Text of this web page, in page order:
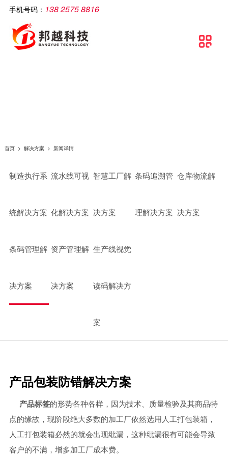
手机号码： 138 2575 8816
公司简介
关于邦越
智慧工厂
智慧工厂理论介绍
解决方案
制造执行系统解决方案
生产线视觉读码解决方案
软件产品
移动生产报工系统
wms智能仓储管理系统
智能制造mes执行系统
相关产品
智能打印机
服务支持
服务支持
文章资讯
实施方案
联系我们
联系方式

首页 > 解决方案 > 新闻详情
制造执行系
统解决方案
流水线可视
化解决方案
智慧工厂解
决方案
条码追溯管
理解决方案
仓库物流解
决方案
条码管理解
决方案
资产管理解
决方案
生产线视觉
读码解决方
案
产品包装防错解决方案
产品标签的形势各种各样，因为技术、质量检验及其商品特
点的缘故，现阶段绝大多数的加工厂依然选用人工打包装箱，
人工打包装箱必然的就会出现纰漏，这种纰漏很有可能会导致
客户的不满，增多加工厂成本费。